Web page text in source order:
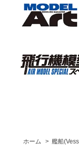
ホーム > 艦船